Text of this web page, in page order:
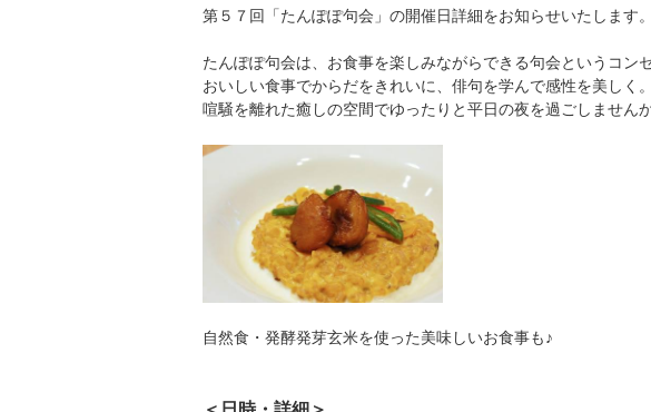
第５７回「たんぽぽ句会」の開催日詳細をお知らせいたします。
たんぽぽ句会は、お食事を楽しみながらできる句会というコン
おいしい食事でからだをきれいに、俳句を学んで感性を美しく。
喧騒を離れた癒しの空間でゆったりと平日の夜を過ごしませんか
自然食・発酵発芽玄米を使った美味しいお食事も♪